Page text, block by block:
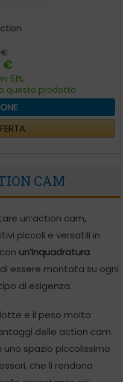
€
51%
questo prodotto
CAM
un’action cam,
piccoli e versatili in
un’inquadratura
essere montata su ogni
di esigenza.
e il peso molto
delle action cam.
spazio piccolissimo
che li rendono